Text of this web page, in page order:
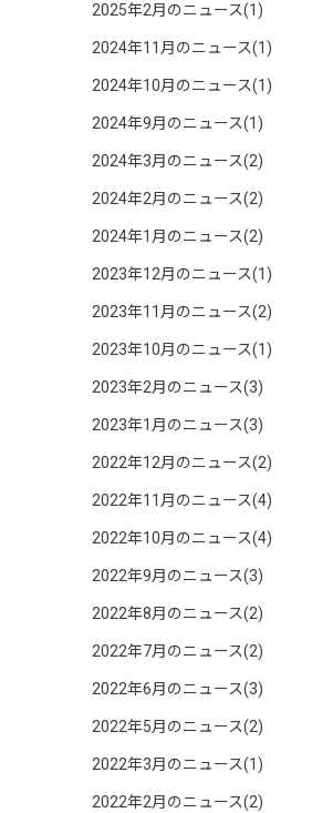
2025年2月のニュース(1)
2024年11月のニュース(1)
2024年10月のニュース(1)
2024年9月のニュース(1)
2024年3月のニュース(2)
2024年2月のニュース(2)
2024年1月のニュース(2)
2023年12月のニュース(1)
2023年11月のニュース(2)
2023年10月のニュース(1)
2023年2月のニュース(3)
2023年1月のニュース(3)
2022年12月のニュース(2)
2022年11月のニュース(4)
2022年10月のニュース(4)
2022年9月のニュース(3)
2022年8月のニュース(2)
2022年7月のニュース(2)
2022年6月のニュース(3)
2022年5月のニュース(2)
2022年3月のニュース(1)
2022年2月のニュース(2)